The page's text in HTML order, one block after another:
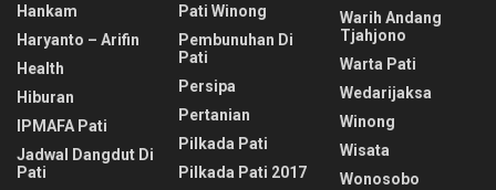
Hankam
Haryanto – Arifin
Health
Hiburan
IPMAFA Pati
Jadwal Dangdut Di
Pati
Pati Winong
Pembunuhan Di
Pati
Persipa
Pertanian
Pilkada Pati
Pilkada Pati 2017
Warih Andang
Tjahjono
Warta Pati
Wedarijaksa
Winong
Wisata
Wonosobo